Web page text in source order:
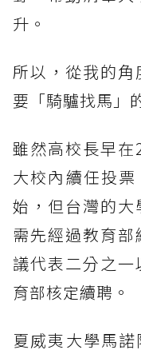
升。
所以，從我的
要「騎驢找馬」
雖然高校長早
大校內續任投
始，但台灣的大
需先經過教育
議代表二分之
育部核定續聘。
夏威夷大學馬